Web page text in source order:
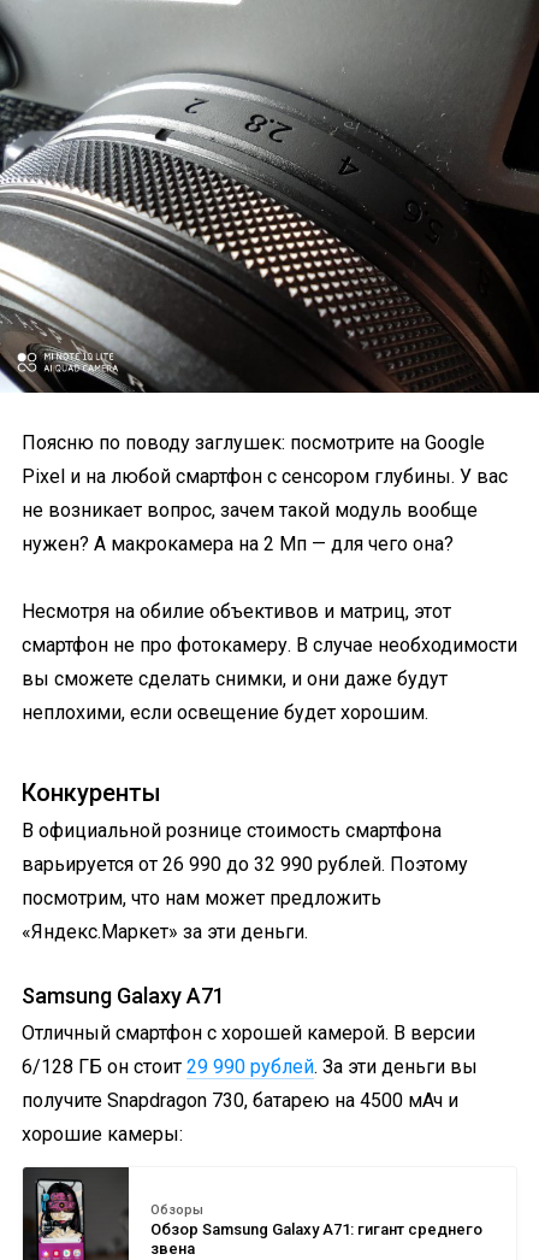
Поясню по поводу заглушек: посмотрите на Google
Pixel и на любой смартфон с сенсором глубины. У вас
не возникает вопрос, зачем такой модуль вообще
нужен? А макрокамера на 2 Мп — для чего она?
Несмотря на обилие объективов и матриц, этот
смартфон не про фотокамеру. В случае необходимости
вы сможете сделать снимки, и они даже будут
неплохими, если освещение будет хорошим.
Конкуренты
В официальной рознице стоимость смартфона
варьируется от 26 990 до 32 990 рублей. Поэтому
посмотрим, что нам может предложить
«Яндекс.Маркет» за эти деньги.
Samsung Galaxy A71
Отличный смартфон с хорошей камерой. В версии
6/128 ГБ он стоит 29 990 рублей. За эти деньги вы
получите Snapdragon 730, батарею на 4500 мАч и
хорошие камеры:
Обзоры
Обзор Samsung Galaxy A71: гигант среднего
звена